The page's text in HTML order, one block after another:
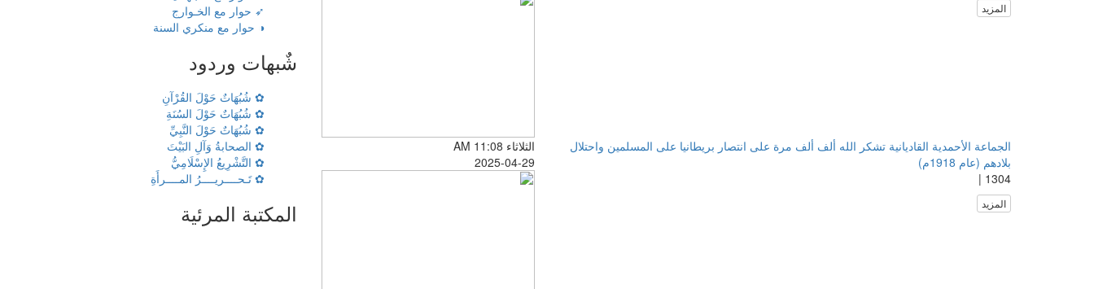
➶ حوار مع الخـوارج
◑ حوار مع منكري السنة
شٌبهات وردود
✿ شُبُهَاتٌ حَوْلَ القُرْآنِ
✿ شُبُهَاتٌ حَوْلَ السُنَةِ
✿ شُبُهَاتٌ حَوْلَ النَّبِيِّ
✿ الصحابةُ وَآلِ البَيْتَ
✿ التَّشْرِيعُ الإِسْلَامِيُّ
✿ تَـحــــريــــرُ المــــرأَةِ
المكتبة المرئية
المزيد
الثلاثاء AM 11:08
2025-04-29
الجماعة الأحمدية القاديانية تشكر الله ألف ألف مرة على انتصار بريطانيا على المسلمين واحتلال
بلادهم (عام 1918م)
1304 |
المزيد